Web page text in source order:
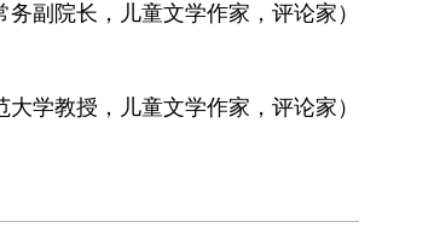
副院长，儿童文学作家，评论家）
学教授，儿童文学作家，评论家）